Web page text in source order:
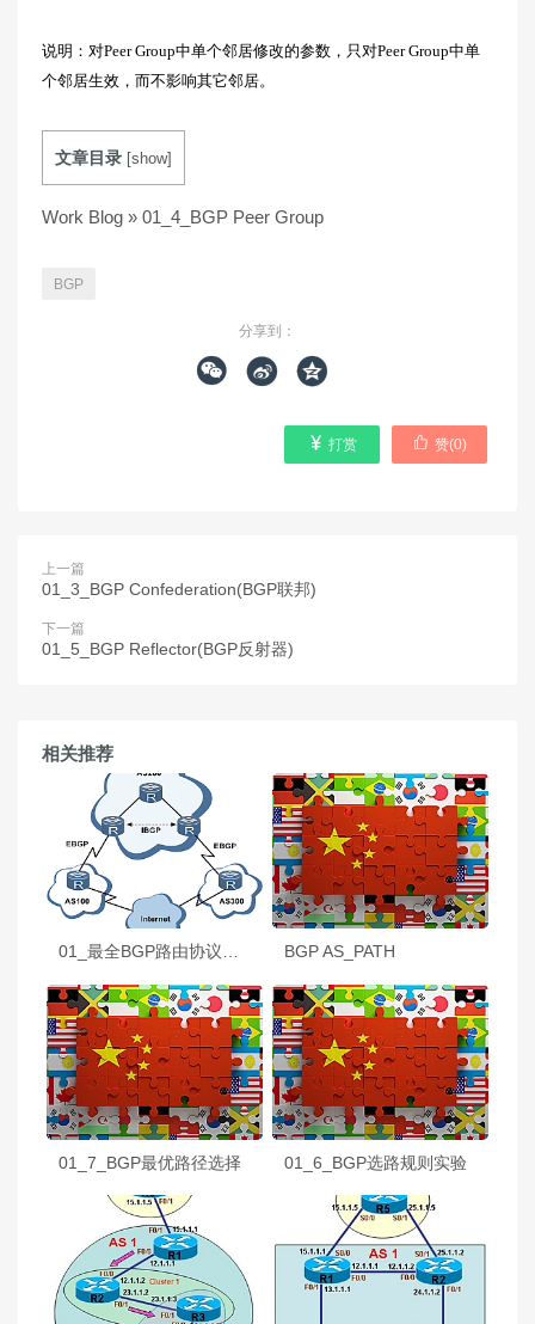
说明：对Peer Group中单个邻居修改的参数，只对Peer Group中单
个邻居生效，而不影响其它邻居。
文章目录 [show]
Work Blog » 01_4_BGP Peer Group
BGP
分享到：
  
 赞(0)
 打赏
上一篇
01_3_BGP Confederation(BGP联邦)
下一篇
01_5_BGP Reflector(BGP反射器)
相关推荐
BGP AS_PATH
01_7_BGP最优路径选择 01_6_BGP选路规则实验